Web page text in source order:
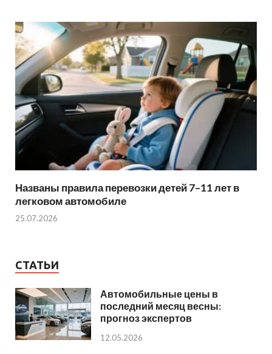
Названы правила перевозки детей 7–11 лет в
легковом автомобиле
25.07.2026
СТАТЬИ
Автомобильные цены в
последний месяц весны:
прогноз экспертов
12.05.2026